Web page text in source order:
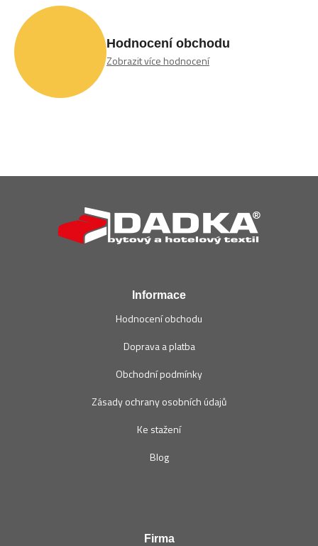
Hodnocení obchodu
Zobrazit více hodnocení
Informace
Hodnocení obchodu
Doprava a platba
Obchodní podmínky
Zásady ochrany osobních údajů
Ke stažení
Blog
Firma